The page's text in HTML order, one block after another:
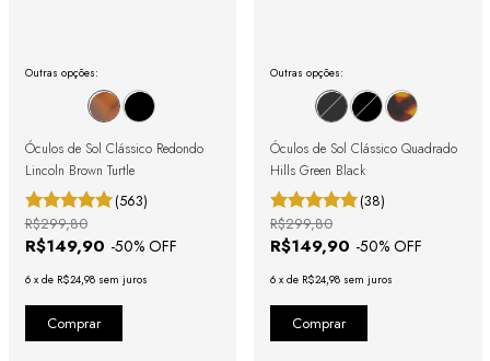
Outras opções:
Óculos de Sol Clássico Redondo
Lincoln Brown Turtle
(563)
R$149,90 -50% OFF
R$299,80
6 x de R$24,98 sem juros
Outras opções:
Óculos de Sol Clássico Quadrado
Hills Green Black
(38)
R$149,90 -50% OFF
R$299,80
6 x de R$24,98 sem juros